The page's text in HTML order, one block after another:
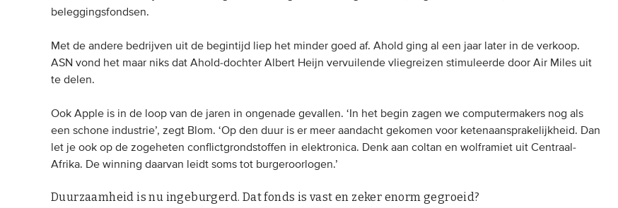
beleggingsfondsen.
Met de andere bedrijven uit de begintijd liep het minder goed af. Ahold ging al een jaar later in de verkoop.
ASN vond het maar niks dat Ahold-dochter Albert Heijn vervuilende vliegreizen stimuleerde door Air Miles uit
te delen.
Ook Apple is in de loop van de jaren in ongenade gevallen. ‘In het begin zagen we computermakers nog als
een schone industrie’, zegt Blom. ‘Op den duur is er meer aandacht gekomen voor ketenaansprakelijkheid. Dan
let je ook op de zogeheten conflictgrondstoffen in elektronica. Denk aan coltan en wolframiet uit Centraal-
Afrika. De winning daarvan leidt soms tot burgeroorlogen.’
Duurzaamheid is nu ingeburgerd. Dat fonds is vast en zeker enorm gegroeid?